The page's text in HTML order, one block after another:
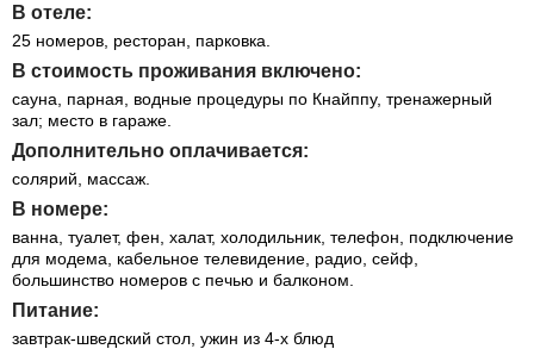
В отеле:
25 номеров, ресторан, парковка.
В стоимость проживания включено:
сауна, парная, водные процедуры по Кнайппу, тренажерный
зал; место в гараже.
Дополнительно оплачивается:
солярий, массаж.
В номере:
ванна, туалет, фен, халат, холодильник, телефон, подключение
для модема, кабельное телевидение, радио, сейф,
большинство номеров с печью и балконом.
Питание:
завтрак-шведский стол, ужин из 4-х блюд